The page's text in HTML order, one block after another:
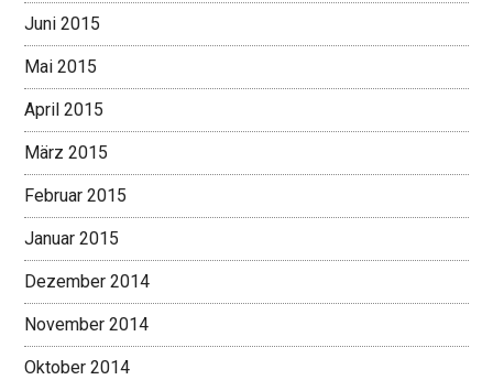
Juni 2015
Mai 2015
April 2015
März 2015
Februar 2015
Januar 2015
Dezember 2014
November 2014
Oktober 2014